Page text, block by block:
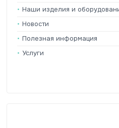
Наши изделия и
Новости
Полезная информация
Услуги